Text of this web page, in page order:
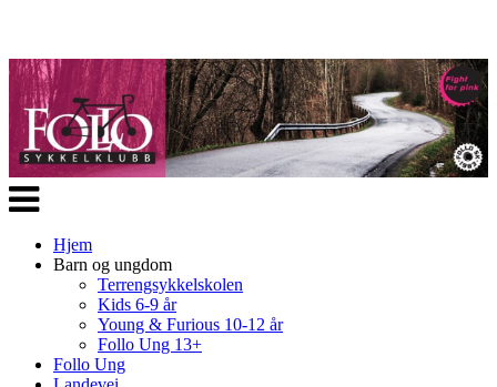
Veksle
navigasjon
Hjem
Barn og ungdom
Terrengsykkelskolen
Kids 6-9 år
Young & Furious 10-12 år
Follo Ung 13+
Follo Ung